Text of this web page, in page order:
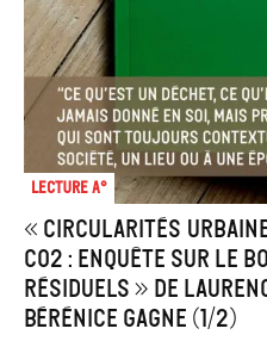
Lecture A°
« Circularités
CO2 : enquête sur le
résiduels » de
Bérénice Gagne (1/2)